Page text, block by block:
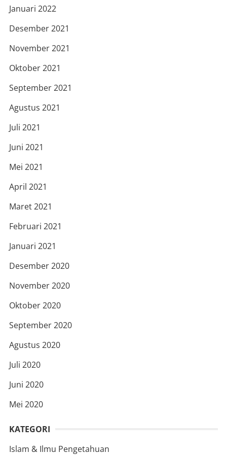
Januari 2022
Desember 2021
November 2021
Oktober 2021
September 2021
Agustus 2021
Juli 2021
Juni 2021
Mei 2021
April 2021
Maret 2021
Februari 2021
Januari 2021
Desember 2020
November 2020
Oktober 2020
September 2020
Agustus 2020
Juli 2020
Juni 2020
Mei 2020
KATEGORI
Islam & Ilmu Pengetahuan